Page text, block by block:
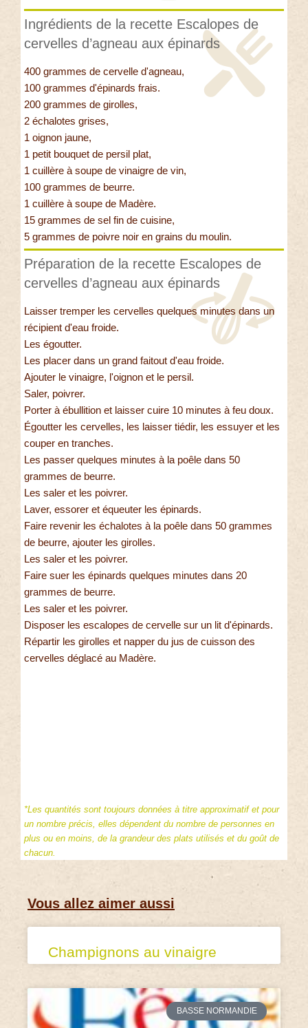
Ingrédients de la recette Escalopes de
cervelles d’agneau aux épinards
400 grammes de cervelle d'agneau,
100 grammes d'épinards frais.
200 grammes de girolles,
2 échalotes grises,
1 oignon jaune,
1 petit bouquet de persil plat,
1 cuillère à soupe de vinaigre de vin,
100 grammes de beurre.
1 cuillère à soupe de Madère.
15 grammes de sel fin de cuisine,
5 grammes de poivre noir en grains du moulin.
Préparation de la recette Escalopes de
cervelles d’agneau aux épinards
Laisser tremper les cervelles quelques minutes dans un
récipient d'eau froide.
Les égoutter.
Les placer dans un grand faitout d'eau froide.
Ajouter le vinaigre, l'oignon et le persil.
Saler, poivrer.
Porter à ébullition et laisser cuire 10 minutes à feu doux.
Égoutter les cervelles, les laisser tiédir, les essuyer et les
couper en tranches.
Les passer quelques minutes à la poêle dans 50
grammes de beurre.
Les saler et les poivrer.
Laver, essorer et équeuter les épinards.
Faire revenir les échalotes à la poêle dans 50 grammes
de beurre, ajouter les girolles.
Les saler et les poivrer.
Faire suer les épinards quelques minutes dans 20
grammes de beurre.
Les saler et les poivrer.
Disposer les escalopes de cervelle sur un lit d'épinards.
Répartir les girolles et napper du jus de cuisson des
cervelles déglacé au Madère.
*Les quantités sont toujours données à titre approximatif et pour
un nombre précis, elles dépendent du nombre de personnes en
plus ou en moins, de la grandeur des plats utilisés et du goût de
chacun.
Vous allez aimer aussi
Champignons au vinaigre
BASSE NORMANDIE